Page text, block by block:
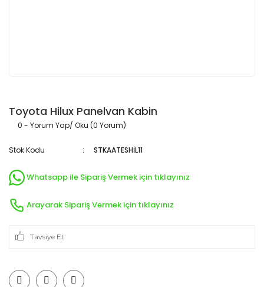
Toyota Hilux Panelvan Kabin
0 - Yorum Yap/ Oku (0 Yorum)
Stok Kodu STKAATESHİL11
Whatsapp ile Sipariş Vermek için tıklayınız
Arayarak Sipariş Vermek için tıklayınız
Tavsiye Et